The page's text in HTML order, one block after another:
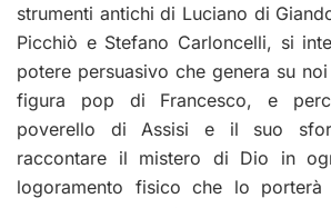
strumenti antichi di Luciano di
Picchiò e Stefano Carloncelli, si
potere persuasivo che genera su
figura pop di Francesco, e
poverello di Assisi e il suo
raccontare il mistero di Dio in
logoramento fisico che lo